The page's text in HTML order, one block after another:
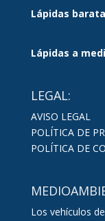
Lápidas
Lápidas a
LEGAL:
AVISO LEGAL
POLÍTICA DE
POLÍTICA DE
Los vehículos